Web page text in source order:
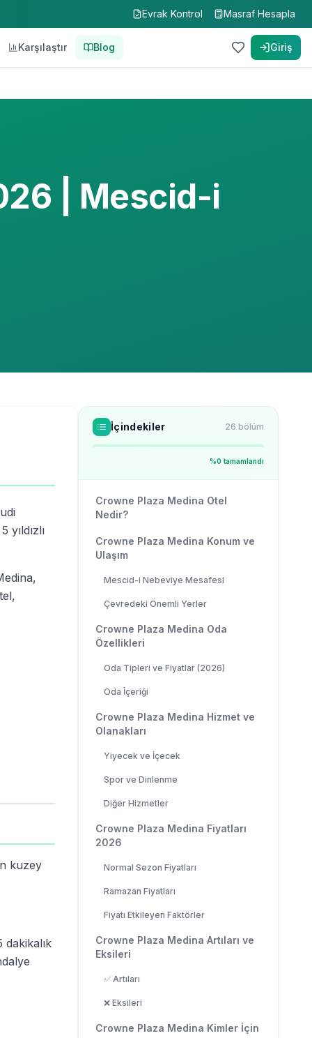
Evrak Kontrol Masraf Hesapla
Karşılaştır Blog Giriş
| Mescid-i
kuzey
İçindekiler 26 bölüm
%0 tamamlandı
Crowne Plaza Medina Otel
Nedir?
Crowne Plaza Medina Konum ve
Ulaşım
Mescid-i Nebeviye Mesafesi
Çevredeki Önemli Yerler
Crowne Plaza Medina Oda
Özellikleri
Oda Tipleri ve Fiyatlar (2026)
Oda İçeriği
Crowne Plaza Medina Hizmet ve
Olanakları
Yiyecek ve İçecek
Spor ve Dinlenme
Diğer Hizmetler
Crowne Plaza Medina Fiyatları
2026
Normal Sezon Fiyatları
Ramazan Fiyatları
Fiyatı Etkileyen Faktörler
Crowne Plaza Medina Artıları ve
Eksileri
✅ Artıları
❌ Eksileri
Crowne Plaza Medina Kimler İçin